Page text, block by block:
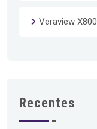
Veraview X800
Recentes